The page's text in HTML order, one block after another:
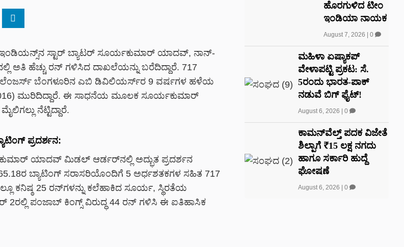
ಇಂಡಿಯನ್ಸ್‌ನ ಸ್ಟಾರ್ ಬ್ಯಾಟರ್ ಸೂರ್ಯಕುಮಾರ್ ಯಾದವ್, ನಾನ್-
ಅತಿ ಹೆಚ್ಚು ರನ್ ಗಳಿಸಿದ ದಾಖಲೆಯನ್ನು ಬರೆದಿದ್ದಾರೆ. 717
ಬೆಂಗಳೂರಿನ ಎಬಿ ಡಿವಿಲಿಯರ್ಸ್‌ರ 9 ವರ್ಷಗಳ ಹಳೆಯ
ಮುರಿದಿದ್ದಾರೆ. ಈ ಸಾಧನೆಯ ಮೂಲಕ ಸೂರ್ಯಕುಮಾರ್
ನೆಟ್ಟಿದ್ದಾರೆ.
ಪ್ರದರ್ಶನ:
ಯಾದವ್ ಮಿಡಲ್ ಆರ್ಡರ್‌ನಲ್ಲಿ ಅದ್ಭುತ ಪ್ರದರ್ಶನ
ಬ್ಯಾಟಿಂಗ್ ಸರಾಸರಿಯೊಂದಿಗೆ 5 ಅರ್ಧಶತಕಗಳ ಸಹಿತ 717
ಕನಿಷ್ಠ 25 ರನ್‌ಗಳನ್ನು ಕಲೆಹಾಕಿದ ಸೂರ್ಯ, ಸ್ಥಿರತೆಯ
2ರಲ್ಲಿ ಪಂಜಾಬ್ ಕಿಂಗ್ಸ್ ವಿರುದ್ಧ 44 ರನ್ ಗಳಿಸಿ ಈ ಐತಿಹಾಸಿಕ
ಹೊರಗುಳಿದ ಟೀಂ
ಇಂಡಿಯಾ ನಾಯಕ
August 7, 2026 0
ಮಹಿಳಾ ಏಷ್ಯಾಕಪ್
ವೇಳಾಪಟ್ಟಿ ಪ್ರಕಟ: ಸೆ.
5ರಂದು ಭಾರತ-ಪಾಕ್‌
ನಡುವೆ ಬಿಗ್ ಫೈಟ್!
August 6, 2026 0
ಕಾಮನ್‌ವೆಲ್ತ್ ಪದಕ ವಿಜೇತೆ
ಶಿಲ್ಪಾಗೆ ₹15 ಲಕ್ಷ ನಗದು
ಹಾಗೂ ಸರ್ಕಾರಿ ಹುದ್ದೆ
ಘೋಷಣೆ
August 6, 2026 0